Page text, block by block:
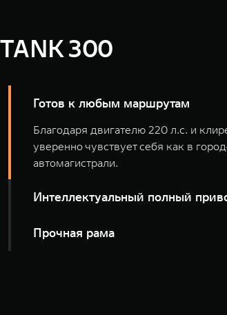
TANK 300
Готов к любым маршрутам
Благодаря двигателю 220 л.с. и
уверенно чувствует себя как в
автомагистрали.
Интеллектуальный полный
Прочная рама